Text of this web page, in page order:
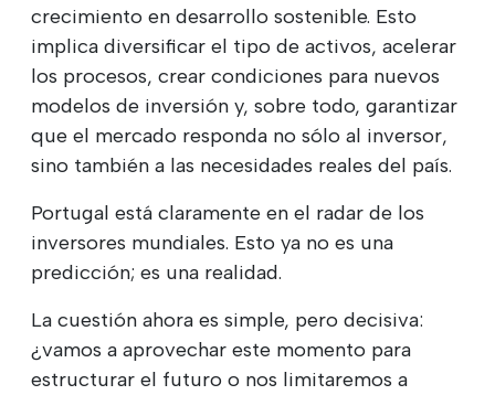
crecimiento en desarrollo sostenible. Esto
implica diversificar el tipo de activos, acelerar
los procesos, crear condiciones para nuevos
modelos de inversión y, sobre todo, garantizar
que el mercado responda no sólo al inversor,
sino también a las necesidades reales del país.
Portugal está claramente en el radar de los
inversores mundiales. Esto ya no es una
predicción; es una realidad.
La cuestión ahora es simple, pero decisiva:
¿vamos a aprovechar este momento para
estructurar el futuro o nos limitaremos a